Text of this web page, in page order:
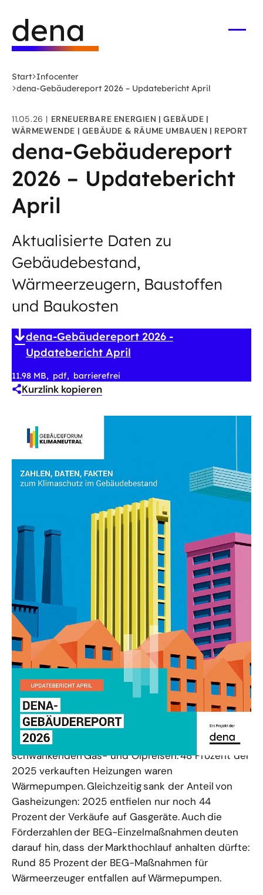
Hauptinhalt
springen
Deutsche
Energie-
Agentur
-
Startseite
Start Infocenter
dena-Gebäudereport 2026 – Updatebericht April
11.05.26 ERNEUERBARE ENERGIEN
GEBÄUDE
WÄRMEWENDE
GEBÄUDE & RÄUME UMBAUEN REPORT
dena-Gebäudereport
2026 – Updatebericht
April
Aktualisierte Daten zu
Gebäudebestand,
Wärmeerzeugern, Baustoffen
und Baukosten
dena-Gebäudereport 2026 -
Updatebericht April
11.98 MB pdf barrierefrei
Kurzlink kopieren
Wärmewende dank BEG-Förderung,
Hausbesitzenden und Handwerk
Hausbesitzende und das Handwerk treiben die
Wärmewende weiter voran. Sie setzen -
auch dank der Förderung für BEG-
Einzelmaßnahmen - immer stärker auf erneuerbare
Wärme und machen sich unabhängiger von
schwankenden Gas- und Ölpreisen. 48 Prozent der
2025 verkauften Heizungen waren
Wärmepumpen. Gleichzeitig sank der Anteil von
Gasheizungen: 2025 entfielen nur noch 44
Prozent der Verkäufe auf Gasgeräte. Auch die
Förderzahlen der BEG-Einzelmaßnahmen deuten
darauf hin, dass der Markthochlauf anhalten dürfte:
Rund 85 Prozent der BEG-Maßnahmen für
Wärmeerzeuger entfallen auf Wärmepumpen.